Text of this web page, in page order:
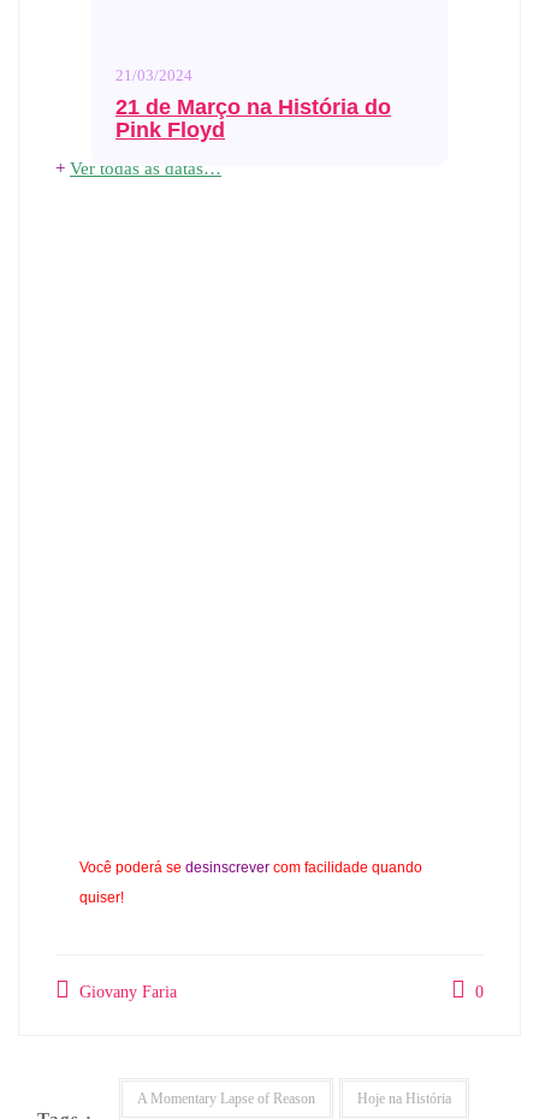
21/03/2024
21 de Março na História do
Pink Floyd
+ Ver todas as datas…
Você poderá se desinscrever com facilidade quando
quiser!
Giovany Faria 0
A Momentary Lapse of Reason Hoje na História